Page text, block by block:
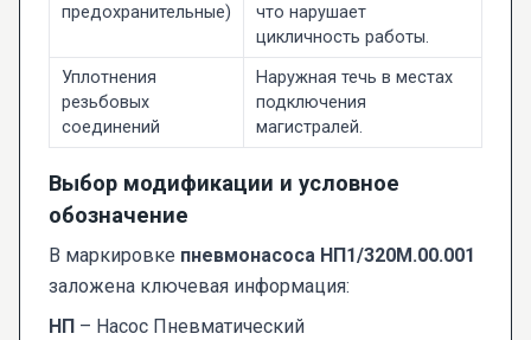
предохранительные)
что нарушает
цикличность работы.
Уплотнения
резьбовых
соединений
Наружная течь в местах
подключения
магистралей.
Выбор модификации и условное
обозначение
В маркировке пневмонасоса НП1/320М.00.001
заложена ключевая информация:
НП – Насос Пневматический